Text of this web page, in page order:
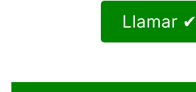
Llamar ✔